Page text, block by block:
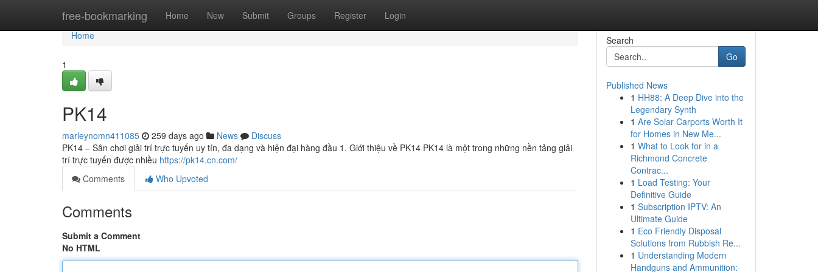
free-bookmarking Home New Submit Groups Register Login
Home
Home
1
PK14
marleynomn411085 259 days ago News
Discuss
PK14 – Sân chơi giải trí trực tuyến uy tín, đa dạng và hiện đại hàng đầu 1. Giới thiệu về PK14 PK14 là một trong những nền tảng giải
trí trực tuyến được nhiều https://pk14.cn.com/
Comments
Who Upvoted
Comments
Submit a Comment
No HTML
Search
Go
Published News
1 HH88: A Deep Dive into the
Legendary Synth
1 Are Solar Carports Worth It
for Homes in New Me...
1 What to Look for in a
Richmond Concrete
Contrac...
1 Load Testing: Your
Definitive Guide
1 Subscription IPTV: An
Ultimate Guide
1 Eco Friendly Disposal
Solutions from Rubbish Re...
1 Understanding Modern
Handguns and Ammunition: